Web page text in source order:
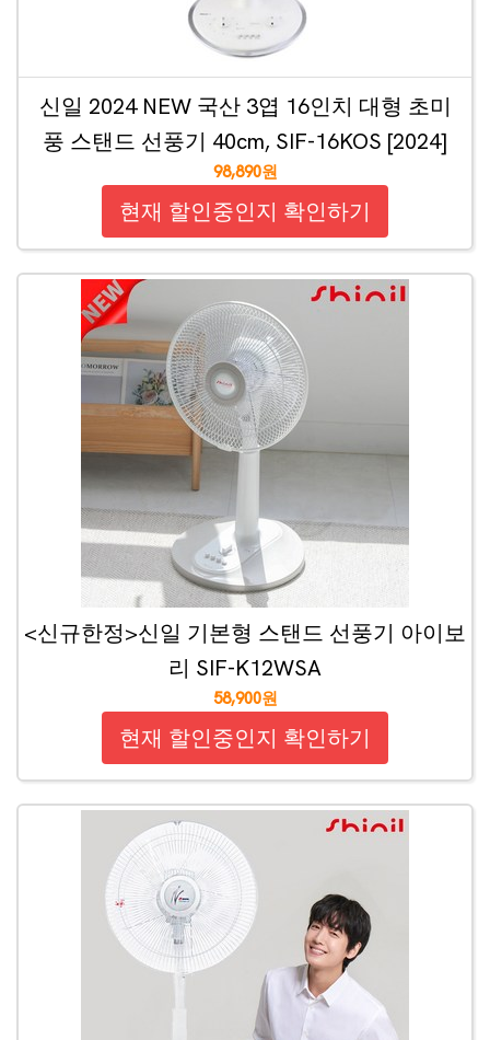
신일 2024 NEW 국산 3엽 16인치 대형 초미
풍 스탠드 선풍기 40cm, SIF-16KOS [2024]
98,890원
현재 할인중인지 확인하기
<신규한정>신일 기본형 스탠드 선풍기 아이보
리 SIF-K12WSA
58,900원
현재 할인중인지 확인하기